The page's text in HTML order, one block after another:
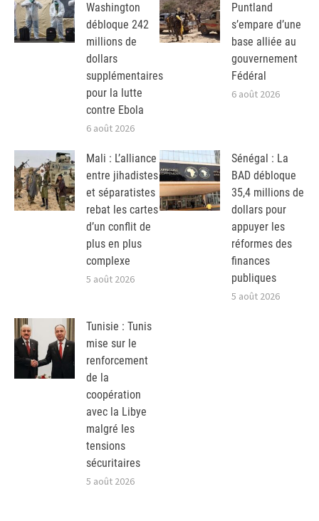
Washington
débloque 242
millions de
dollars
supplémentaires
pour la lutte
contre Ebola
6 août 2026
Puntland
s’empare d’une
base alliée au
gouvernement
Fédéral
6 août 2026
Mali : L’alliance
entre jihadistes
et séparatistes
rebat les cartes
d’un conflit de
plus en plus
complexe
5 août 2026
Sénégal : La
BAD débloque
35,4 millions de
dollars pour
appuyer les
réformes des
finances
publiques
5 août 2026
Tunisie : Tunis
mise sur le
renforcement
de la
coopération
avec la Libye
malgré les
tensions
sécuritaires
5 août 2026